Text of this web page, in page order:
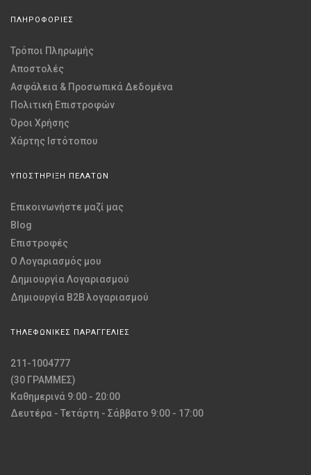
ΠΛΗΡΟΦΟΡΙΕΣ
Τρόποι Πληρωμής
Αποστολές
Ασφάλεια & Προσωπικά Δεδομένα
Πολιτική Επιστροφών
Όροι Χρήσης
Χάρτης Ιστότοπου
ΥΠΟΣΤΗΡΙΞΗ ΠΕΛΑΤΩΝ
Επικοινωνήστε μαζί μας
Blog
Επιστροφές
O Λογαριασμός μου
Δημιουργία Λογαριασμού
Δημιουργία B2B λογαριασμού
ΤΗΛΕΦΩΝΙΚΕΣ ΠΑΡΑΓΓΕΛΙΕΣ
211-1004777
(30 ΓΡΑΜΜΕΣ)
Καθημερινά 9:00 - 20:00
Δευτέρα - Τετάρτη - Σάββατο 9:00 - 17:00